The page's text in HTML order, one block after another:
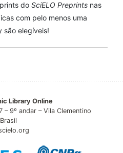
do SciELO Preprints nas
com pelo menos uma
são elegíveis!
Library Online
– 9º andar – Vila Clementino